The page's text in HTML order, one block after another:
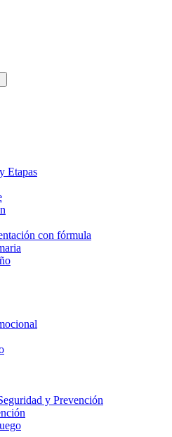
Etapas
con fórmula
y Prevención